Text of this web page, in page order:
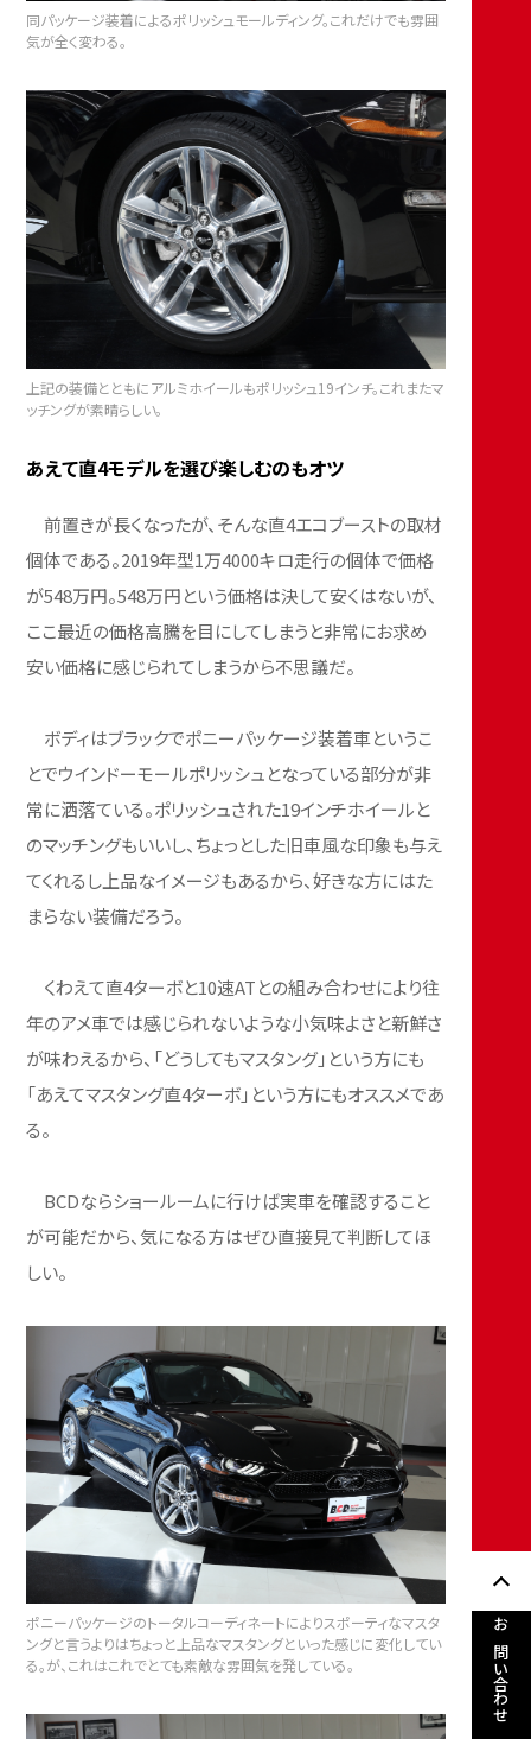
お問い合わせ
同パッケージ装着によるポリッシュモールディング。これだけでも雰囲
気が全く変わる。
上記の装備とともにアルミホイールもポリッシュ19インチ。これまたマ
ッチングが素晴らしい。
あえて直4モデルを選び楽しむのもオツ
前置きが長くなったが、そんな直4エコブーストの取材
個体である。2019年型1万4000キロ走行の個体で価格
が548万円。548万円という価格は決して安くはないが、
ここ最近の価格高騰を目にしてしまうと非常にお求め
安い価格に感じられてしまうから不思議だ。
ボディはブラックでポニーパッケージ装着車というこ
とでウインドーモールポリッシュとなっている部分が非
常に洒落ている。ポリッシュされた19インチホイールと
のマッチングもいいし、ちょっとした旧車風な印象も与え
てくれるし上品なイメージもあるから、好きな方にはた
まらない装備だろう。
くわえて直4ターボと10速ATとの組み合わせにより往
年のアメ車では感じられないような小気味よさと新鮮さ
が味わえるから、「どうしてもマスタング」という方にも
「あえてマスタング直4ターボ」という方にもオススメであ
る。
BCDならショールームに行けば実車を確認すること
が可能だから、気になる方はぜひ直接見て判断してほ
しい。
ポニーパッケージのトータルコーディネートによりスポーティなマスタ
ングと言うよりはちょっと上品なマスタングといった感じに変化してい
る。が、これはこれでとても素敵な雰囲気を発している。